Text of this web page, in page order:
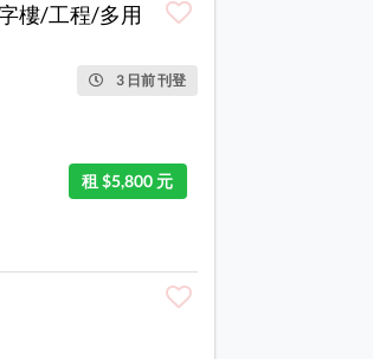
樓/工程/多用
3 日前 刊登
租 $5,800 元